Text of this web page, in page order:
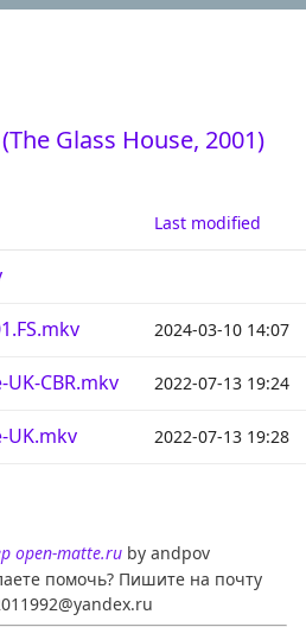
Glass House, 2001)
Last modified
2024-03-10 14:07
CBR.mkv 2022-07-13 19:24
UK.mkv 2022-07-13 19:28
open-matte.ruby andpov
помочь? Пишите на почту